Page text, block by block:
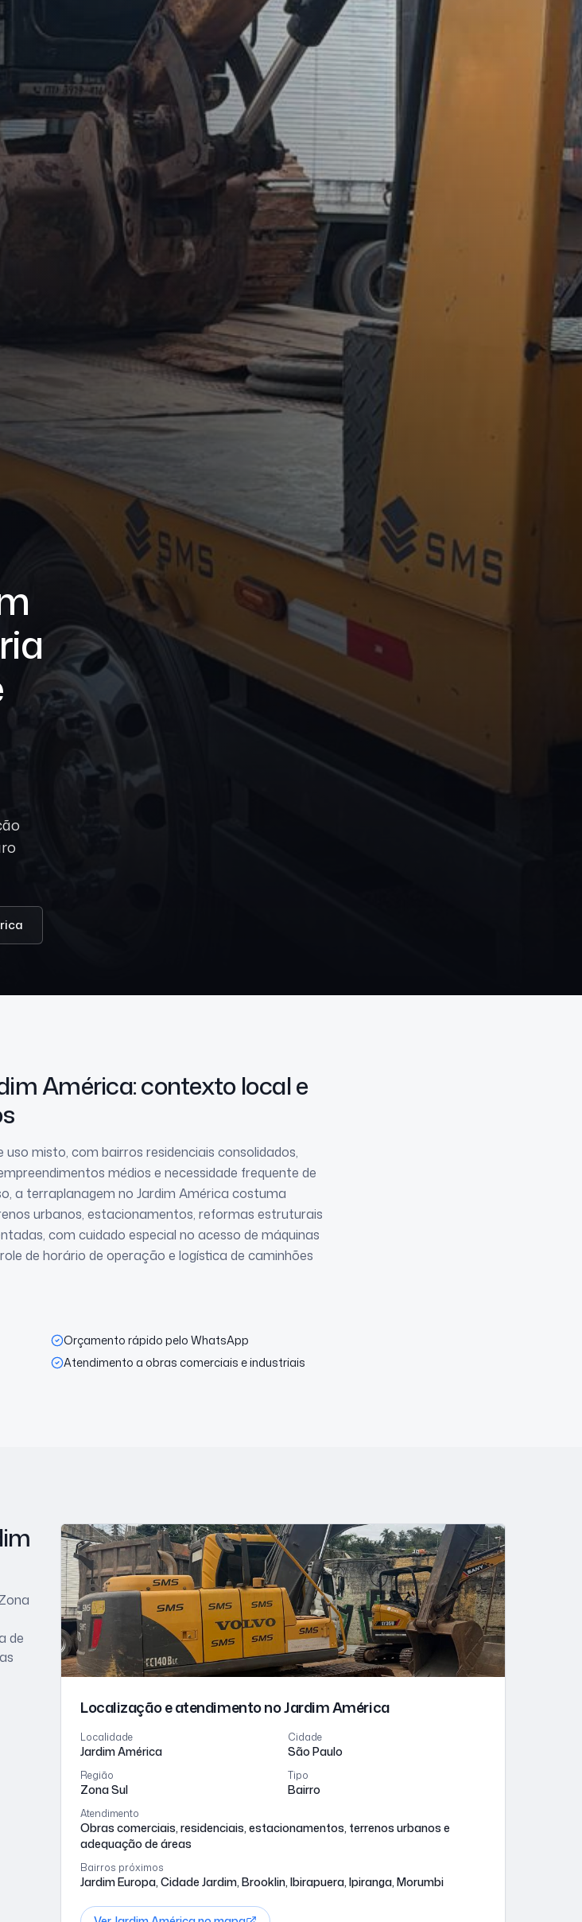
América: contexto local e
misto, com bairros residenciais consolidados,
médios e necessidade frequente de
a terraplanagem no Jardim América costuma
urbanos, estacionamentos, reformas estruturais
com cuidado especial no acesso de máquinas
de horário de operação e logística de caminhões
Orçamento rápido pelo WhatsApp
Atendimento a obras comerciais e industriais
de
Localização e atendimentono Jardim América
Localidade
Jardim América
Cidade
São Paulo
Região
Zona Sul
Tipo
Bairro
Atendimento
Obras comerciais, residenciais, estacionamentos, terrenos urbanos e
adequação de áreas
Bairros próximos
Jardim Europa, Cidade Jardim, Brooklin, Ibirapuera, Ipiranga, Morumbi